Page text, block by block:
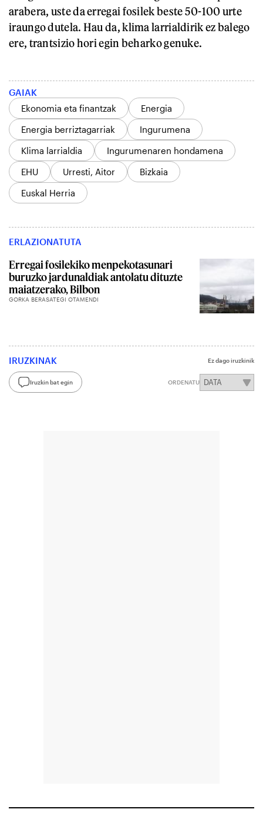
arabera, uste da erregai fosilek beste 50-100 urte
iraungo dutela. Hau da, klima larrialdirik ez balego
ere, trantsizio hori egin beharko genuke.
GAIAK
Ekonomia eta finantzak
Energia
Energia berriztagarriak
Ingurumena
Klima larrialdia
Ingurumenaren hondamena
EHU
Urresti, Aitor
Bizkaia
Euskal Herria
ERLAZIONATUTA
Erregai fosilekiko menpekotasunari
buruzko jardunaldiak antolatu dituzte
maiatzerako, Bilbon
GORKA BERASATEGI OTAMENDI
IRUZKINAK Ez dago iruzkinik
Iruzkin bat egin ORDENATU